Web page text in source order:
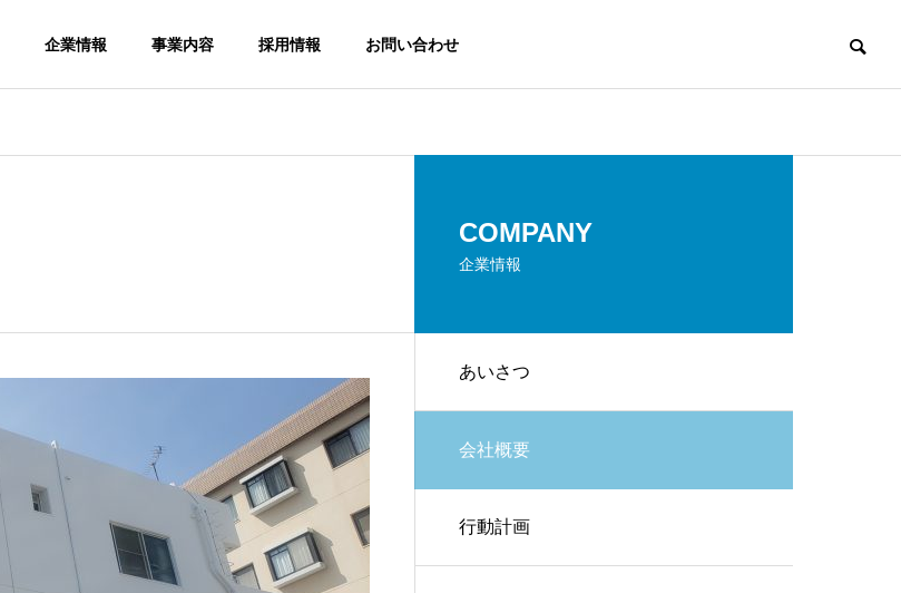
企業情報 事業内容 採用情報 お問い合わせ
行動計画
SERVICE
サービス
PEST CONTROL
ENVIRONMENTA
COMPANY
企業情報
あいさつ
会社概要
行動計画